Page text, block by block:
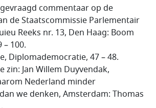
commentaar op de
de Staatscommissie Parlementair
Reeks nr. 13, Den Haag: Boom
– 100.
Diplomademocratie, 47 – 48.
zin: Jan Willem Duyvendak,
Nederland minder
we denken, Amsterdam: Thomas